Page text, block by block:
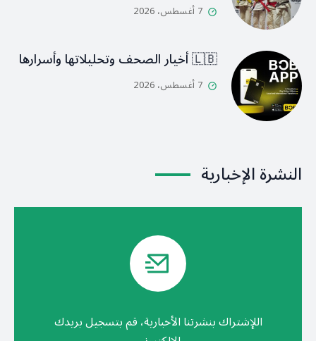
7 أغسطس، 2026
🇱🇧 أخيار الصحف وتحليلاتها وأسرارها
7 أغسطس، 2026
النشرة الإخبارية
اللإشتراك بنشرتنا الأخبارية، قم بتسجيل بريدك